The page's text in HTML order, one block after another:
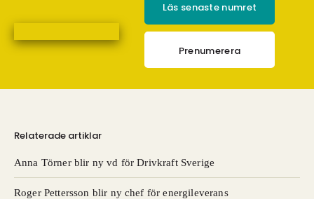
Läs senaste numret
Prenumerera
Relaterade artiklar
Anna Törner blir ny vd för Drivkraft Sverige
Roger Pettersson blir ny chef för energileverans